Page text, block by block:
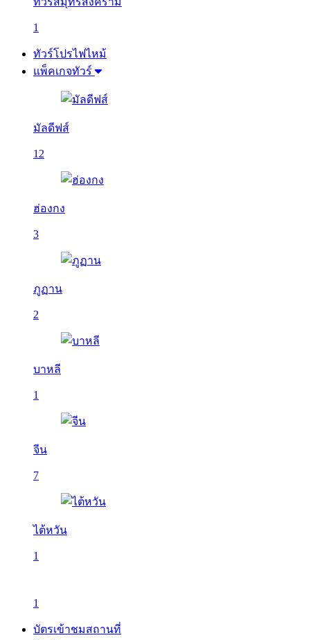
1
ทัวร์โปรไฟไหม้
แพ็คเกจทัวร์
มัลดีฟส์
12
ฮ่องกง
3
ภูฏาน
2
บาหลี
1
จีน
7
ไต้หวัน
1
1
บัตรเข้าชมสถานที่